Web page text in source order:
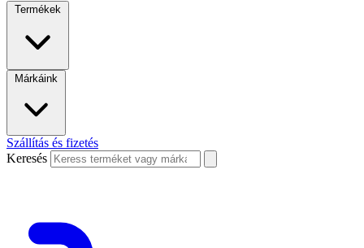
Termékek
Márkáink
Szállítás és fizetés
Keresés